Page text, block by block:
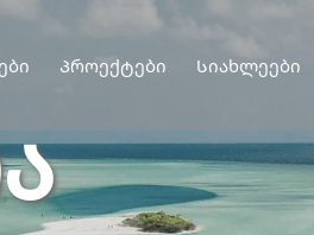
Პროექტები Სიახლეები